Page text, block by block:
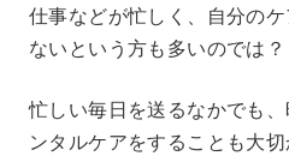
仕事などが忙しく、自分の
ないという方も多いのでは？
忙しい毎日を送るなかでも
ンタルケアをすることも大切